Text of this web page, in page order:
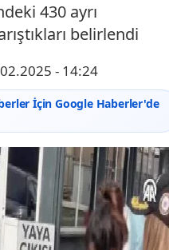
430 ayrı
belirlendi
- 14:24
İçin Google Haberler'de